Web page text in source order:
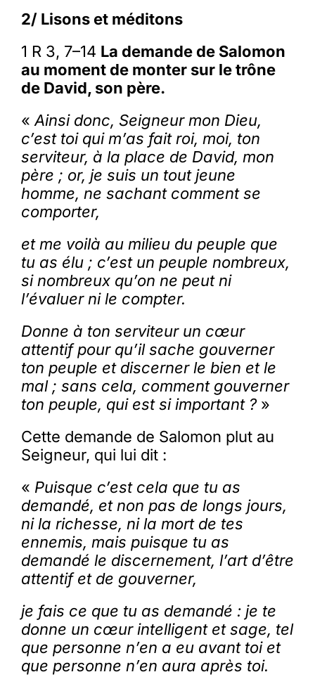
2/ Lisons et méditons
1 R 3, 7–14 La demande de Salomon
au moment de monter sur le trône
de David, son père.
«Ainsi donc, Seigneur mon Dieu,
c’est toi qui m’as fait roi, moi, ton
serviteur, à la place de David, mon
père ; or, je suis un tout jeune
homme, ne sachant comment se
comporter,
et me voilà au milieu du peuple que
tu as élu ; c’est un peuple nombreux,
si nombreux qu’on ne peut ni
l’évaluer ni le compter.
Donne à ton serviteur un cœur
attentif pour qu’il sache gouverner
ton peuple et discerner le bien et le
mal ; sans cela, comment gouverner
ton peuple, qui est si important ?»
Cette demande de Salomon plut au
Seigneur, qui lui dit :
« Puisque c’est cela que tu as
demandé, et non pas de longs jours,
ni la richesse, ni la mort de tes
ennemis, mais puisque tu as
demandé le discernement, l’art d’être
attentif et de gouverner,
je fais ce que tu as demandé : je te
donne un cœur intelligent et sage, tel
que personne n’en a eu avant toi et
que personne n’en aura après toi.